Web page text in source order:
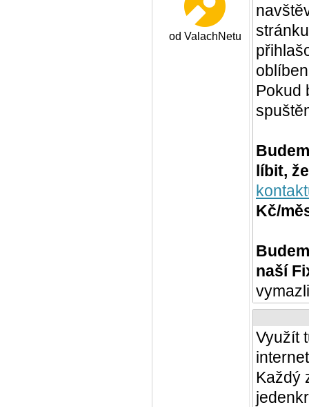
od ValachNetu
Pokud
líbit,
Kč/
naší
Využít
Každý